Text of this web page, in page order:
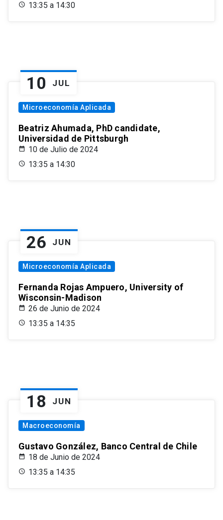
13:35 a 14:30
10 JUL
Microeconomía Aplicada
Beatriz Ahumada, PhD candidate,
Universidad de Pittsburgh
10 de Julio de 2024
13:35 a 14:30
26 JUN
Microeconomía Aplicada
Fernanda Rojas Ampuero, University of
Wisconsin-Madison
26 de Junio de 2024
13:35 a 14:35
18 JUN
Macroeconomía
Gustavo González, Banco Central de Chile
18 de Junio de 2024
13:35 a 14:35